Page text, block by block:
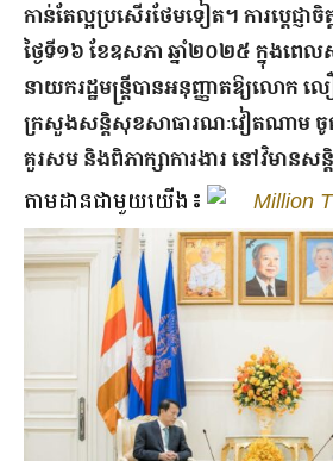
កាន់តែល្អប្រសើរថែមទៀត។ ការប្តេជ្ញា
ថ្ងៃទី១៦​ ខែឧសភា ឆ្នាំ២០២៥ ក្នុងពេ
នាយករដ្ឋមន្ត្រីបានអនុញ្ញាតឱ្យលោក លឿង
ក្រសួងសន្ដិសុខសាធារណៈវៀតណាម ចូ
គួរសម និងពិភាក្សាការងារ នៅវិមានសន្
តាមដានជាមួយយើង៖ Million